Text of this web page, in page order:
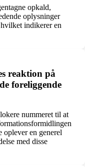
opkald,
oplysninger
indikerer en
reaktion på
foreliggende
nummeret til at
oplever en generel
med disse